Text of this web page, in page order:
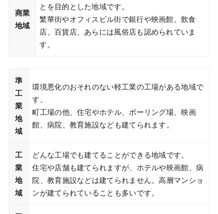
商業
地域
とを目的とした地域です。
繁華街やオフィスビル街で銀行や映画館、飲食
店、百貨店、あらには風俗店も認められていま
す。
準
工
業
地
域
環境悪化のおそれのない軽工業の工場がある地域で
す。
町工場の他、住宅やホテル、ボーリング場、映画
館、病院、教育施設なども建てられます。
工
業
地
域
どんな工場でも建てることができる地域です。
住宅や店舗も建てられますが、ホテルや映画館、病
院、教育施設などは建てられません。高層マンショ
ンが建てられていることも多いです。